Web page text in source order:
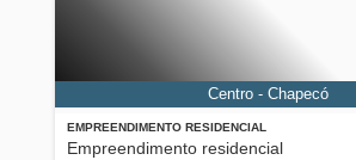
EMPREENDIMENTO RESIDENCIAL
Empreendimento residencial
Centro - Chapecó